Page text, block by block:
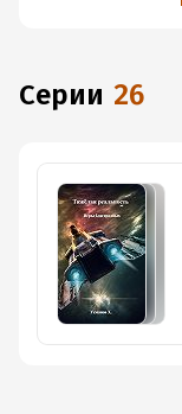
Серии 26